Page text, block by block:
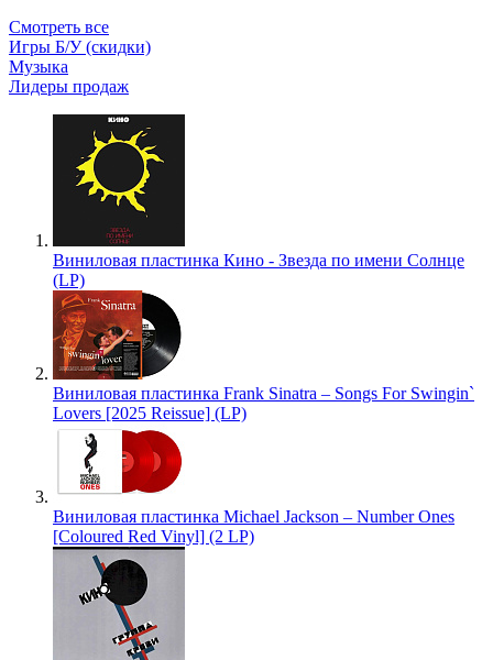
Смотреть все
Игры Б/У (скидки)
Музыка
Лидеры продаж
Виниловая пластинка Кино - Звезда по имени Солнце
(LP)
Виниловая пластинка Frank Sinatra – Songs For Swingin`
Lovers [2025 Reissue] (LP)
Виниловая пластинка Michael Jackson – Number Ones
[Coloured Red Vinyl] (2 LP)